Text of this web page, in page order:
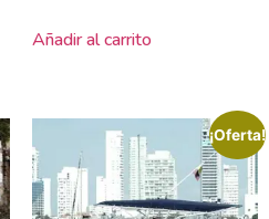
Añadir al carrito
¡Oferta!